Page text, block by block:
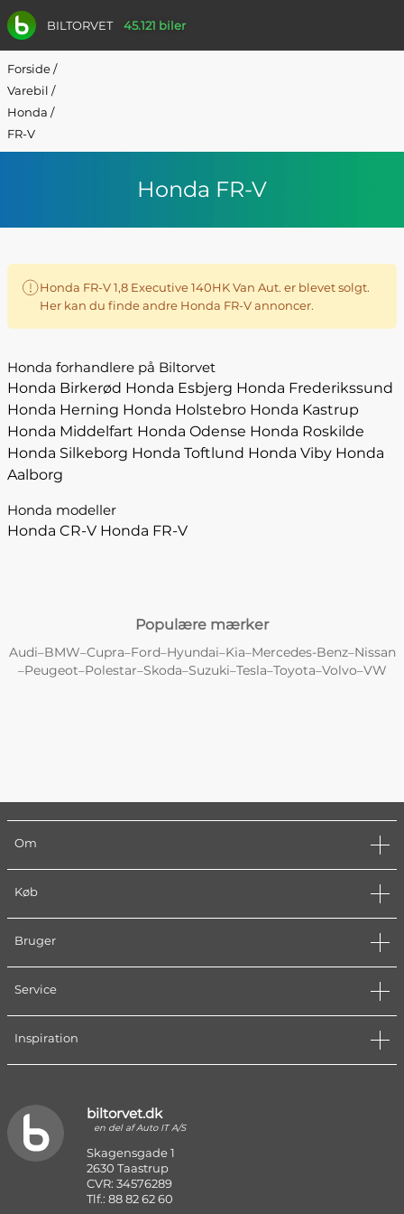
BILTORVET 45.121 biler
Forside/
Varebil /
Honda /
FR-V
Honda FR-V
Honda FR-V 1,8 Executive 140HK Van Aut. er blevet solgt.
Her kan du finde andre Honda FR-V annoncer.
Honda forhandlere på Biltorvet
Honda Birkerød Honda Esbjerg Honda Frederikssund
Honda Herning Honda Holstebro Honda Kastrup
Honda Middelfart Honda Odense Honda Roskilde
Honda Silkeborg Honda Toftlund Honda Viby Honda
Aalborg
Honda modeller
Honda CR-V Honda FR-V
Populære mærker
Audi–BMW–Cupra–Ford–Hyundai–Kia–Mercedes-Benz–Nissan
–Peugeot–Polestar–Skoda–Suzuki–Tesla–Toyota–Volvo–VW
Om
Køb
Bruger
Service
Inspiration
biltorvet.dk
en del af Auto IT A/S
Skagensgade 1
2630 Taastrup
CVR: 34576289
Tlf.: 88 82 62 60